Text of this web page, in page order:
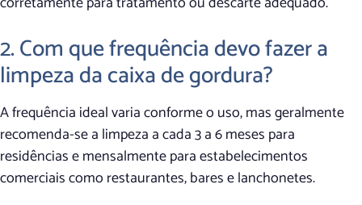
2. Com que frequência devo fazer a
limpeza da caixa de gordura?
A frequência ideal varia conforme o uso, mas geralmente
recomenda-se a limpeza a cada 3 a 6 meses para
residências e mensalmente para estabelecimentos
comerciais como restaurantes, bares e lanchonetes.